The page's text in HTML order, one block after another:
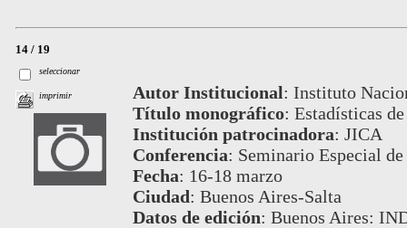
14 / 19
seleccionar
imprimir Autor Institucional: Instituto
Título monográfico: Estadísticas
Institución patrocinadora: JICA
Conferencia: Seminario Especial
Fecha: 16-18 marzo
Ciudad: Buenos Aires-Salta
Datos de edición: Buenos Aires: